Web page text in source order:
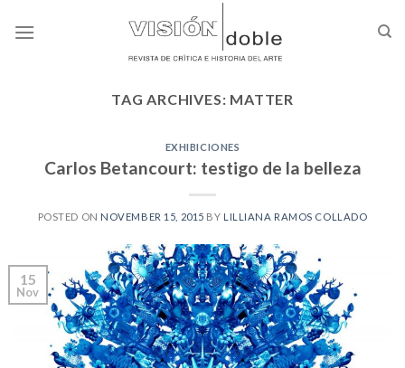
TAG ARCHIVES: MATTER
EXHIBICIONES
Carlos Betancourt: testigo de la belleza
POSTED ON NOVEMBER 15, 2015 BY LILLIANA RAMOS COLLADO
15
Nov